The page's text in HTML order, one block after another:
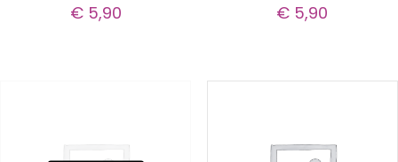
€5,90 € 5,90